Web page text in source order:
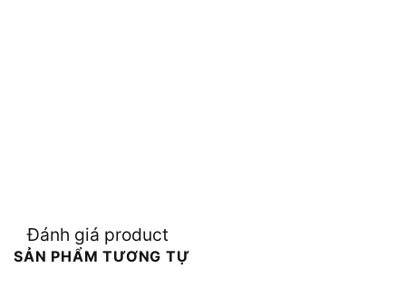
Đánh giá product
SẢN PHẨM TƯƠNG TỰ